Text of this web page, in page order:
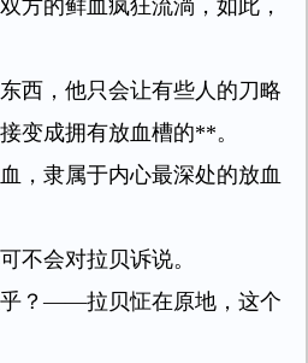
方的鲜血疯狂流淌，如此，
西，他只会让有些人的刀略
变成拥有放血槽的**。
，隶属于内心最深处的放血
不会对拉贝诉说。
？——拉贝怔在原地，这个